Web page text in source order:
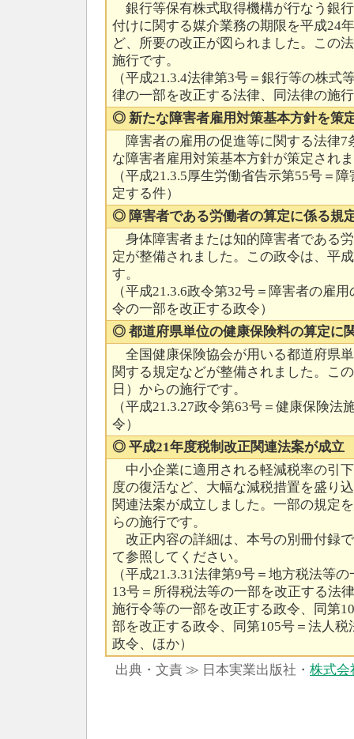
銀行等保有株式取得機構が行なう銀
付けに関する媒介業務の期限を平成24
ど、所要の改正が図られました。この
施行です。
（平成21.3.4法律第3号＝銀行等の株式
律の一部を改正する法律、同法律の施
◎ 新たな障害者雇用対策基本方針を策
障害者の雇用の促進等に関する法律7
な障害者雇用対策基本方針が策定され
（平成21.3.5厚生労働省告示第55号＝
定する件）
◎ 障害者である労働者の算定に係る規
身体障害者または知的障害者である
定が整備されました。この政令は、平
す。
（平成21.3.6政令第32号＝障害者の雇
令の一部を改正する政令）
◎ 都道府県単位の健康保険料の算定に
全国健康保険協会が用いる都道府県
関する規定などが整備されました。こ
日）からの施行です。
（平成21.3.27政令第63号＝健康保険法
令）
◎ 平成21年度税制改正関連法案が成立
中小企業に適用される軽減税率の引
度の復活など、大幅な減税措置を盛り
関連法案が成立しました。一部の規定
らの施行です。
改正内容の詳細は、本号の別冊付録
て参照してください。
（平成21.3.31法律第9号＝地方税法等
13号＝所得税法等の一部を改正する法
施行令等の一部を改正する政令、同第
部を改正する政令、同第105号＝法人
政令、ほか）
出典・文責 ≫ 日本実業出版社・ 株式会